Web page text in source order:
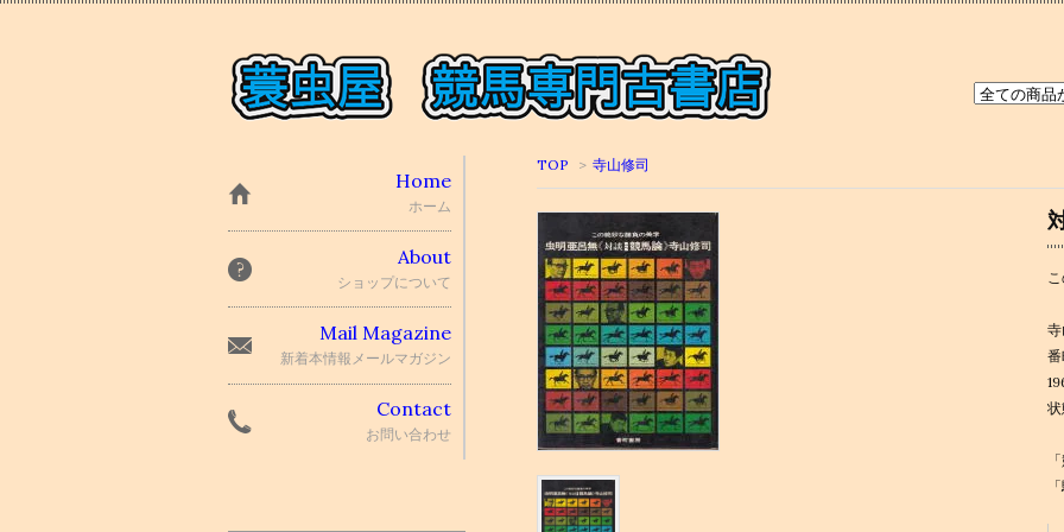
TOP > 寺山修司
Home
ホーム
About
ショップについて
Mail Magazine
新着本情報メールマガジン
Contact
お問い合わせ